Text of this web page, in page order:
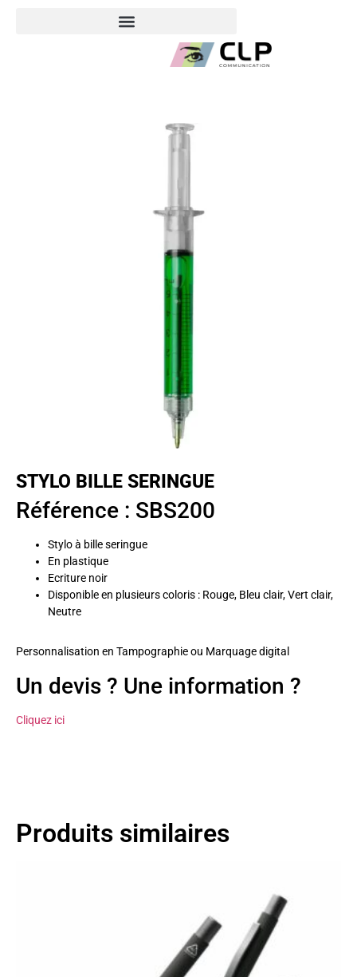
STYLO BILLE SERINGUE
Référence : SBS200
Stylo à bille seringue
En plastique
Ecriture noir
Disponible en plusieurs coloris : Rouge, Bleu clair, Vert clair,
Neutre
Personnalisation en Tampographie ou Marquage digital
Un devis ? Une information ?
Cliquez ici
Produits similaires